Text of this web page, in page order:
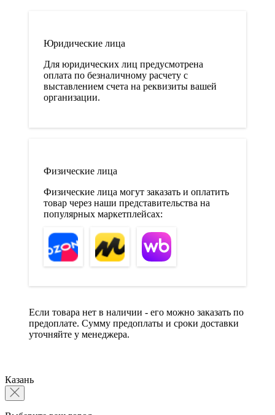
Юридические лица
Для юридических лиц предусмотрена
оплата по безналичному расчету с
выставлением счета на реквизиты вашей
организации.
Физические лица
Физические лица могут заказать и оплатить
товар через наши представительства на
популярных маркетплейсах:
Если товара нет в наличии - его можно заказать по
предоплате. Сумму предоплаты и сроки доставки
уточняйте у менеджера.
Казань